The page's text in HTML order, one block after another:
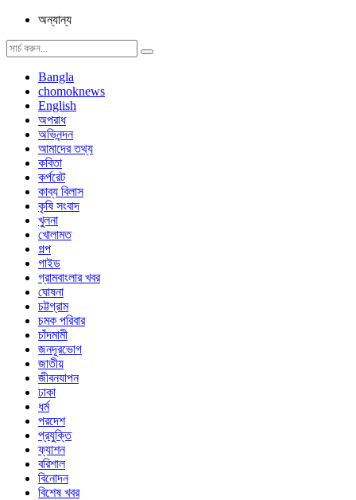
অন্যান্য
Bangla
chomoknews
English
অপরাধ
অভিনন্দন
আমাদের তথ্য
কবিতা
কর্পরেট
কাব্য বিলাস
কৃষি সংবাদ
খুলনা
খোলামত
গল্প
গাইড
গ্রামবাংলার খবর
ঘোষনা
চট্টগ্রাম
চমক পরিবার
চাঁদমামী
জনদূরভোগ
জাতীয়
জীবনযাপন
ঢাকা
ধর্ম
পরদেশ
প্রযুক্তি
ফ্যাশন
বরিশাল
বিনোদন
বিশেষ খবর